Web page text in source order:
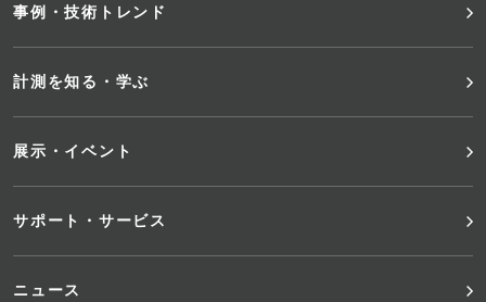
ー
メ
ュ
ー
事例・技術トレンド
計測を知る・学ぶ
展示・イベント
サポート・サービス
ニュース